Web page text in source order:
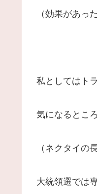
（効果があっ
私としてはト
気になるとこ
（ネクタイの
大統領選では